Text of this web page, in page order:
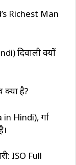
Richest Man
दिवाली क्यों
क्या है?
Hindi), दुर्गा
ISO Full